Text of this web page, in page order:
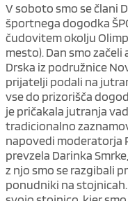
V soboto smo se člani
športnega dogodka
čudovitem okolju
mesto). Dan smo
Drska iz podružnice
prijatelji podali na
vse do prizorišča
je pričakala jutranja
tradicionalno
napovedi moderatorja
prevzela Darinka
z njo smo se razgibali
ponudniki na